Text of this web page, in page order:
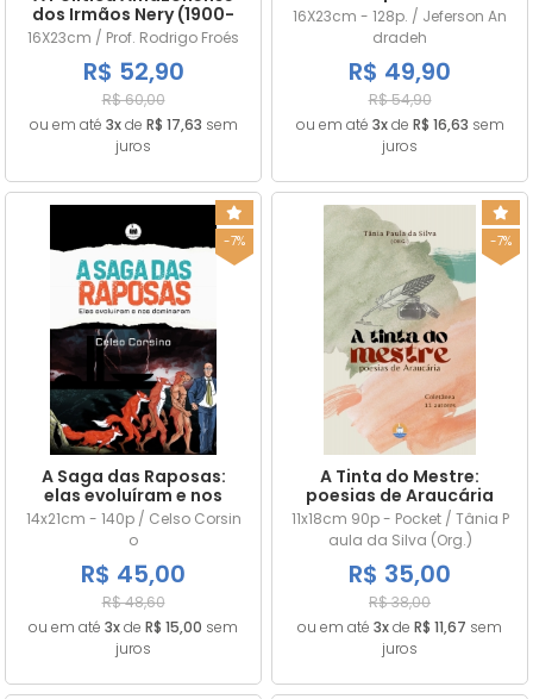
dos Irmãos Nery (1900-
1908)
16X23cm / Prof. Rodrigo Froés
R$ 52,90
R$ 60,00
ou em até 3xde R$ 17,63 sem
juros
transcender corpo,
mente e alma
16X23cm - 128p. / Jeferson An
dradeh
R$ 49,90
R$ 54,90
ou em até 3xde R$ 16,63 sem
juros
-7%
A Saga das Raposas:
elas evoluíram e nos
dominaram
14x21cm - 140p / Celso Corsin
o
R$ 45,00
R$ 48,60
ou em até 3xde R$ 15,00 sem
juros
-7%
A Tinta do Mestre:
poesias de Araucária
11x18cm 90p - Pocket / Tânia P
aula da Silva (Org.)
R$ 35,00
R$ 38,00
ou em até 3xde R$ 11,67 sem
juros